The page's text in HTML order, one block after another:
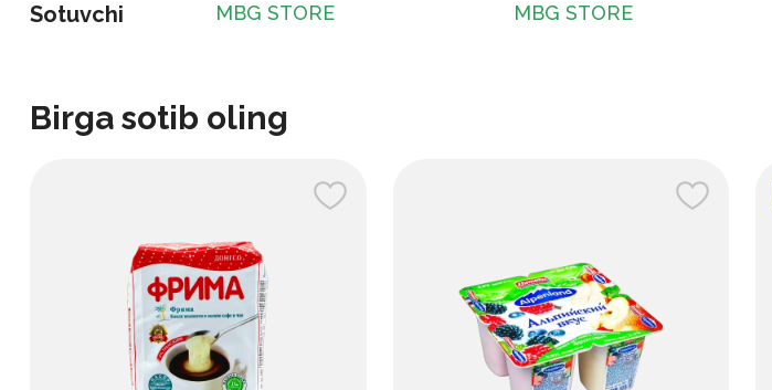
Sotuvchi MBG STORE MBG STORE
Birga sotib oling